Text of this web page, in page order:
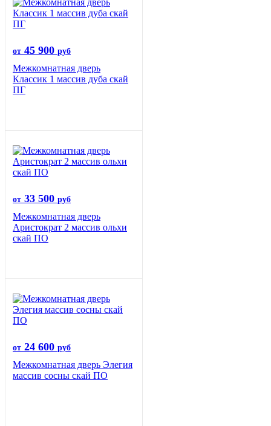
от 45 900 руб
Межкомнатная дверь
Классик 1 массив дуба скай
ПГ
от 33 500 руб
Межкомнатная дверь
Аристократ 2 массив ольхи
скай ПО
от 24 600 руб
Межкомнатная дверь Элегия
массив сосны скай ПО